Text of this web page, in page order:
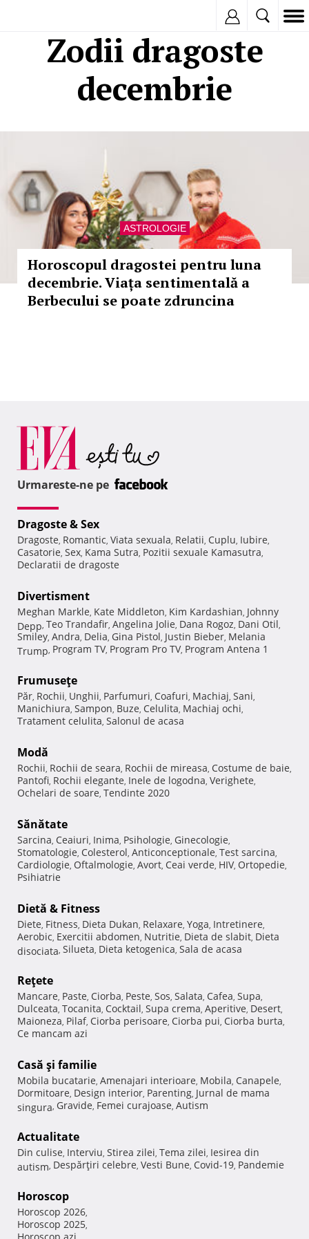
Zodii dragoste
decembrie
ASTROLOGIE
Horoscopul dragostei pentru luna
decembrie. Viața sentimentală a
Berbecului se poate zdruncina
Urmareste-ne pe
Dragoste & Sex
Dragoste, Romantic, Viata sexuala, Relatii, Cuplu, Iubire,
Casatorie, Sex, Kama Sutra, Pozitii sexuale Kamasutra,
Declaratii de dragoste
Divertisment
Meghan Markle, Kate Middleton, Kim Kardashian, Johnny
Depp, Teo Trandafir, Angelina Jolie, Dana Rogoz, Dani Otil,
Smiley, Andra, Delia, Gina Pistol, Justin Bieber, Melania
Trump, Program TV, Program Pro TV, Program Antena 1
Frumuseţe
Păr, Rochii, Unghii, Parfumuri, Coafuri, Machiaj, Sani,
Manichiura, Sampon, Buze, Celulita, Machiaj ochi,
Tratament celulita, Salonul de acasa
Modă
Rochii, Rochii de seara, Rochii de mireasa, Costume de baie,
Pantofi, Rochii elegante, Inele de logodna, Verighete,
Ochelari de soare, Tendinte 2020
Sănătate
Sarcina, Ceaiuri, Inima, Psihologie, Ginecologie,
Stomatologie, Colesterol, Anticonceptionale, Test sarcina,
Cardiologie, Oftalmologie, Avort, Ceai verde, HIV, Ortopedie,
Psihiatrie
Dietă & Fitness
Diete, Fitness, Dieta Dukan, Relaxare, Yoga, Intretinere,
Aerobic, Exercitii abdomen, Nutritie, Dieta de slabit, Dieta
disociata, Silueta, Dieta ketogenica, Sala de acasa
Reţete
Mancare, Paste, Ciorba, Peste, Sos, Salata, Cafea, Supa,
Dulceata, Tocanita, Cocktail, Supa crema, Aperitive, Desert,
Maioneza, Pilaf, Ciorba perisoare, Ciorba pui, Ciorba burta,
Ce mancam azi
Casă şi familie
Mobila bucatarie, Amenajari interioare, Mobila, Canapele,
Dormitoare, Design interior, Parenting, Jurnal de mama
singura, Gravide, Femei curajoase, Autism
Actualitate
Din culise, Interviu, Stirea zilei, Tema zilei, Iesirea din
autism, Despărţiri celebre, Vesti Bune, Covid-19, Pandemie
Horoscop
Horoscop 2026,
Horoscop 2025,